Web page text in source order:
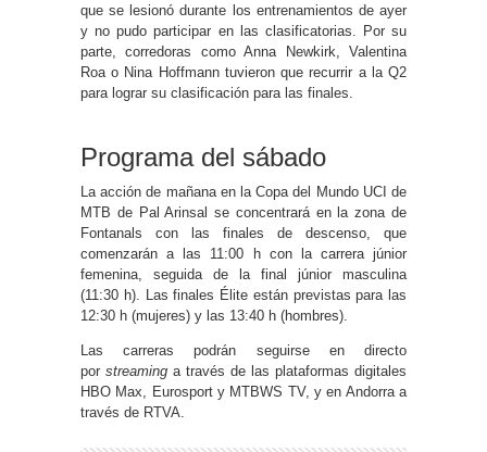
que se lesionó durante los entrenamientos de ayer
y no pudo participar en las clasificatorias. Por su
parte, corredoras como Anna Newkirk, Valentina
Roa o Nina Hoffmann tuvieron que recurrir a la Q2
para lograr su clasificación para las finales.
Programa del sábado
La acción de mañana en la Copa del Mundo UCI de
MTB de Pal Arinsal se concentrará en la zona de
Fontanals con las finales de descenso, que
comenzarán a las 11:00 h con la carrera júnior
femenina, seguida de la final júnior masculina
(11:30 h). Las finales Élite están previstas para las
12:30 h (mujeres) y las 13:40 h (hombres).
Las carreras podrán seguirse en directo
por streaming a través de las plataformas digitales
HBO Max, Eurosport y MTBWS TV, y en Andorra a
través de RTVA.